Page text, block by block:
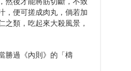
，便可搓成肉丸，倘若加
類，吃起來大殺風景，
勝過《內則》的「檮